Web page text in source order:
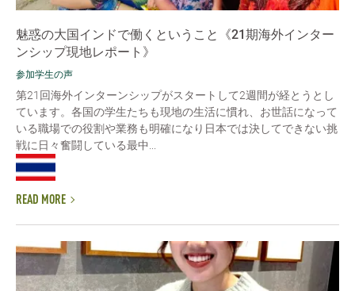
魅惑の大国インドで働くということ《21期海外インター
ンシップ現地レポート》
参加学生の声
第21回海外インターンシップがスタートして2週間が経とうとし
ています。各国の学生たちも現地の生活に慣れ、お世話になって
いる職場での役割や業務も明確になり日本では決してできない挑
戦に日々奮闘している最中...
READ MORE